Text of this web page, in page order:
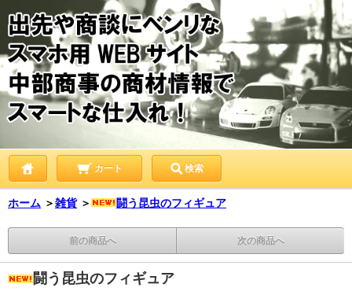
カート 検索
ホーム ＞雑貨 ＞ 闘う昆虫のフィギュア
前の商品へ 次の商品へ
闘う昆虫のフィギュア